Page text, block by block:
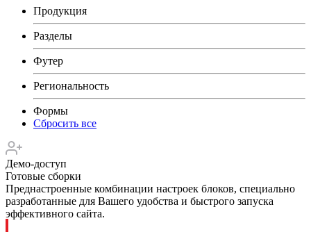
Продукция
Разделы
Футер
Региональность
Формы
Сбросить все
Демо-доступ
Готовые сборки
Преднастроенные комбинации настроек блоков, специально
разработанные для Вашего удобства и быстрого запуска
эффективного сайта.